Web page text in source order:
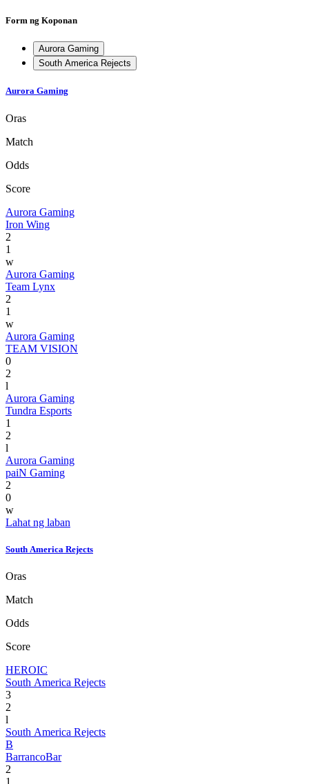
Form ng Koponan
Aurora Gaming
South America Rejects
Aurora Gaming
Oras
Match
Odds
Score
Aurora Gaming
Iron Wing
2
1
w
Aurora Gaming
Team Lynx
2
1
w
Aurora Gaming
TEAM VISION
0
2
l
Aurora Gaming
Tundra Esports
1
2
l
Aurora Gaming
paiN Gaming
2
0
w
Lahat ng laban
South America Rejects
Oras
Match
Odds
Score
HEROIC
South America Rejects
3
2
l
South America Rejects
B
BarrancoBar
2
1